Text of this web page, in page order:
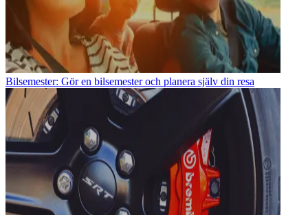
Bilsemester: Gör en bilsemester och planera själv din resa